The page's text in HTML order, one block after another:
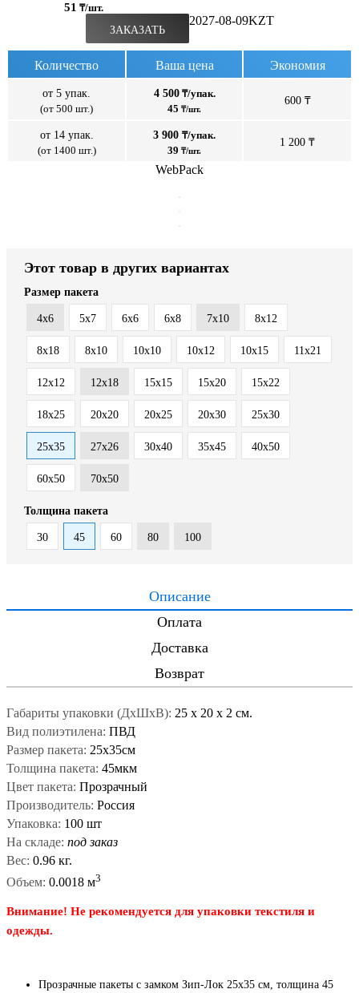
51 ₸/шт.
ЗАКАЗАТЬ
2027-08-09KZT
Количество Ваша цена Экономия
от 5 упак.
(от 500 шт.)
4 500₸/упак.
45 ₸/шт.
600 ₸
от 14 упак.
(от 1400 шт.)
3 900 ₸/упак.
39 ₸/шт.
1 200 ₸
WebPack
Этот товар в других вариантах
Размер пакета
4x6 5x7 6x6 6x8 7x10 8x12
8x18 8х10 10x10 10x12 10x15 11x21
12x12 12x18 15x15 15x20 15x22
18x25 20x20 20x25 20x30 25x30
25x35 27x26 30x40 35x45 40x50
60x50 70x50
Толщина пакета
30 45 60 80 100
Описание
Оплата
Доставка
Возврат
Габариты упаковки (ДxШxВ): 25 x 20 x 2 см.
Вид полиэтилена: ПВД
Размер пакета: 25x35см
Толщина пакета: 45мкм
Цвет пакета: Прозрачный
Производитель: Россия
Упаковка: 100 шт
На складе: под заказ
Вес: 0.96 кг.
Объем: 0.0018 м3
Внимание! Не рекомендуется для упаковки текстиля и
одежды.
Прозрачные пакеты с замком Зип-Лок 25x35 см, толщина 45